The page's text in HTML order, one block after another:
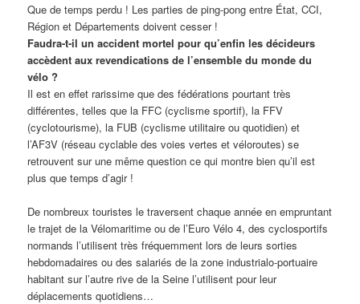
Que de temps perdu ! Les parties de ping-pong entre État, CCI,
Région et Départements doivent cesser !
Faudra-t-il un accident mortel pour qu’enfin les décideurs
accèdent aux revendications de l’ensemble du monde du
vélo ?
Il est en effet rarissime que des fédérations pourtant très
différentes, telles que la FFC (cyclisme sportif), la FFV
(cyclotourisme), la FUB (cyclisme utilitaire ou quotidien) et
l’AF3V (réseau cyclable des voies vertes et véloroutes) se
retrouvent sur une même question ce qui montre bien qu’il est
plus que temps d’agir !
De nombreux touristes le traversent chaque année en empruntant
le trajet de la Vélomaritime ou de l’Euro Vélo 4, des cyclosportifs
normands l’utilisent très fréquemment lors de leurs sorties
hebdomadaires ou des salariés de la zone industrialo-portuaire
habitant sur l’autre rive de la Seine l’utilisent pour leur
déplacements quotidiens…